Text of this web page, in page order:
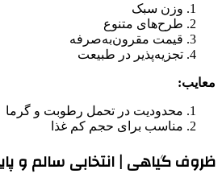
وزن سبک
طرح‌های متنوع
قیمت مقرون‌به‌صرفه
تجزیه‌پذیر در طبیعت
معایب:
محدودیت در تحمل رطوبت و گرما
مناسب برای حجم کم غذا
ظروف گیاهی | انتخابی سالم و